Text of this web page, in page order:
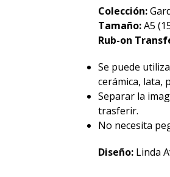
Colección:
Tamaño:A5
Rub-on
Se puede
cerámica, lata,
Separar la
trasferir.
No necesita
Diseño: Linda